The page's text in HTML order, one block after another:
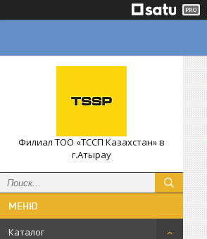
Филиал ТОО «ТССП Казахстан» в
г.Атырау
Каталог